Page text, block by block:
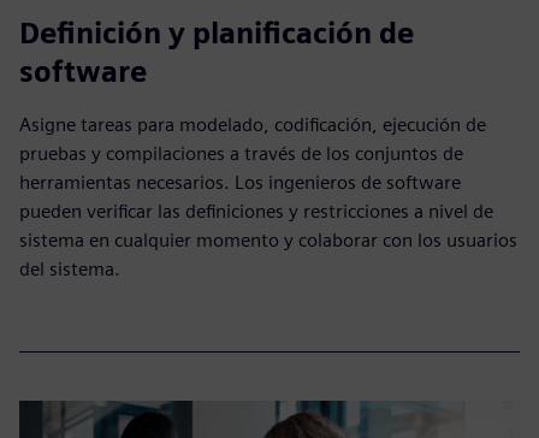
Definición y planificación de
software
Asigne tareas para modelado, codificación, ejecución de
pruebas y compilaciones a través de los conjuntos de
herramientas necesarios. Los ingenieros de software
pueden verificar las definiciones y restricciones a nivel de
sistema en cualquier momento y colaborar con los usuarios
del sistema.